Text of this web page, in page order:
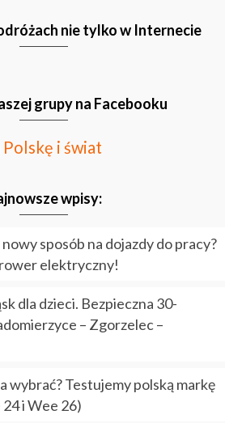
nie tylko w Internecie
grupy na Facebooku
wpisy:
sposób na dojazdy do pracy?
elektryczny!
dla dzieci. Bezpieczna 30-
– Zgorzelec –
wybrać? Testujemy polską markę
i Wee 26)